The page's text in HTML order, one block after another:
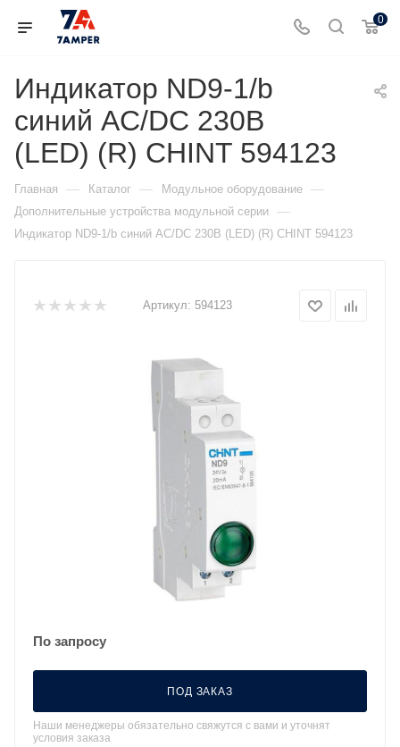
0
Индикатор ND9-1/b
синий AC/DC 230В
(LED) (R) CHINT 594123
Главная — Каталог — Модульное оборудование —
Дополнительные устройства модульной серии —
Индикатор ND9-1/b синий AC/DC 230В (LED) (R) CHINT 594123
Артикул: 594123
По запросу
ПОД ЗАКАЗ
Наши менеджеры обязательно свяжутся с вами и уточнят
условия заказа